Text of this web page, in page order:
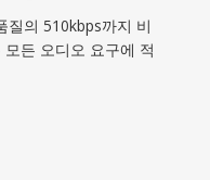
질의 510kbps까지 비
든 오디오 요구에 적